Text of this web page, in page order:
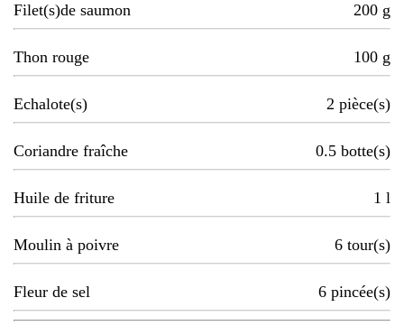
Filet(s)de saumon 200 g
Thon rouge 100 g
Echalote(s) 2 pièce(s)
Coriandre fraîche 0.5 botte(s)
Huile de friture 1 l
Moulin à poivre 6 tour(s)
Fleur de sel 6 pincée(s)